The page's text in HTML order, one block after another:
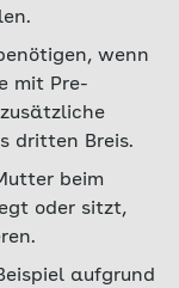
wenn
mit Pre-
dritten Breis.
beim
oder sitzt,
aufgrund